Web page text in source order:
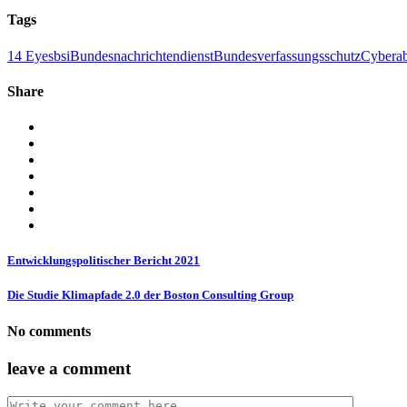
Tags
14 EyesbsiBundesnachrichtendienstBundesverfassungsschutz
Share
Entwicklungspolitischer Bericht 2021
Die Studie Klimapfade 2.0 der Boston Consulting Group
No comments
leave a comment